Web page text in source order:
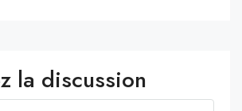
la discussion